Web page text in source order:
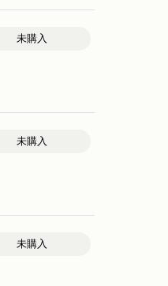
未購入
未購入
未購入